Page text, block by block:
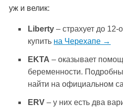
уж и велик:
Liberty – страхует до
купить на Черехапе →
EKTA – оказывает
беременности.
найти на официальном
ERV – у них есть два